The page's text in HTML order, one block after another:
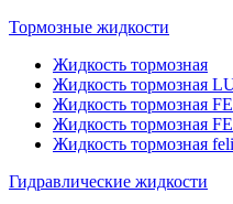
Тормозные жидкости
Жидкость тормозная
Жидкость тормозная
Жидкость тормозная
Жидкость тормозная
Жидкость тормозная
Гидравлические жидкости